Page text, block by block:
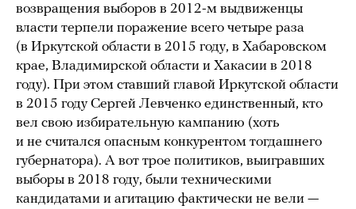
возвращения выборов в 2012-м выдвиженцы
власти терпели поражение всего четыре раза
(в Иркутской области в 2015 году, в Хабаровском
крае, Владимирской области и Хакасии в 2018
году). При этом ставший главой Иркутской области
в 2015 году Сергей Левченко единственный, кто
вел свою избирательную кампанию (хоть
и не считался опасным конкурентом тогдашнего
губернатора). А вот трое политиков, выигравших
выборы в 2018 году, были техническими
кандидатами и агитацию фактически не вели —